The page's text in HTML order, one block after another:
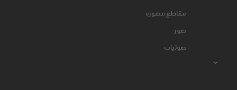
مقاطع مصوره
صور
صوتیات